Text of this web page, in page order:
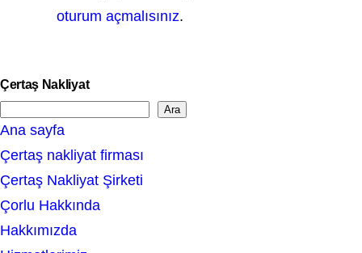
oturum açmalısınız.
Çertaş Nakliyat
e
a
r
c
h
Ara
Ana sayfa
Çertaş nakliyat firması
Çertaş Nakliyat Şirketi
Çorlu Hakkında
Hakkımızda